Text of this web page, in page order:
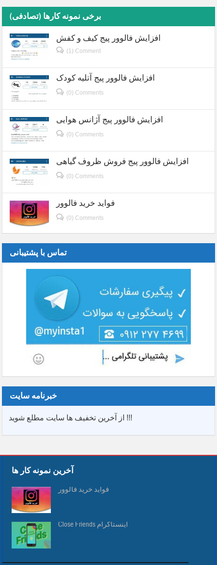
برخی نمونه کارها (تصادفی)
افزایش فالوور پیج کیف و کفش
(1) Comment
افزایش فالوور پیج آتلیه کودک
(0) Comments
افزایش فالوور پیج آژانس هوایی
(0) Comments
افزایش فالوور پیج فروش ظروف گیاهی
(0) Comments
فواید خرید فالوور
(0) Comments
تماس با پشتیبانی
خبرنامه سایت
از آخرین تخفیف ها سایت مطلع شوید !!!
آخرین نمونه کار ها
فواید خرید فالوور
Close Friends اینستاگرام